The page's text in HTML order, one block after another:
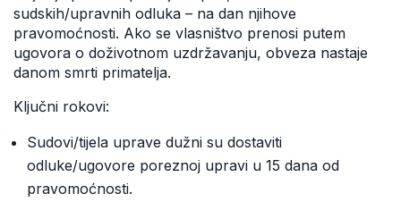
sudskih/upravnih odluka – na dan njihove
pravomoćnosti. Ako se vlasništvo prenosi putem
ugovora o doživotnom uzdržavanju, obveza nastaje
danom smrti primatelja.
Ključni rokovi:
Sudovi/tijela uprave dužni su dostaviti
odluke/ugovore poreznoj upravi u 15 dana od
pravomoćnosti.